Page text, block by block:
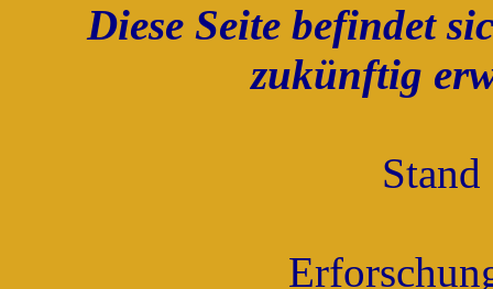
Diese Seite befindet
zukünftig